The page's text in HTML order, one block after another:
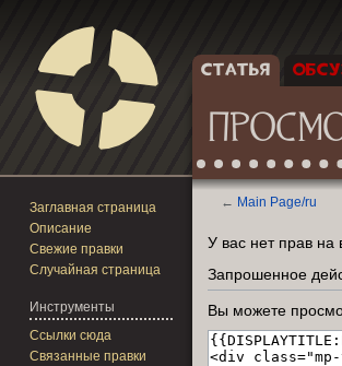
← Main Page/ru
Перейти
к
навигации
Перейти
к
поиску
У вас нет прав на
Запрошенное
Вы можете
СТАТЬЯ
Заглавная страница
Описание
Свежие правки
Случайная страница
Инструменты
Ссылки сюда
Связанные правки